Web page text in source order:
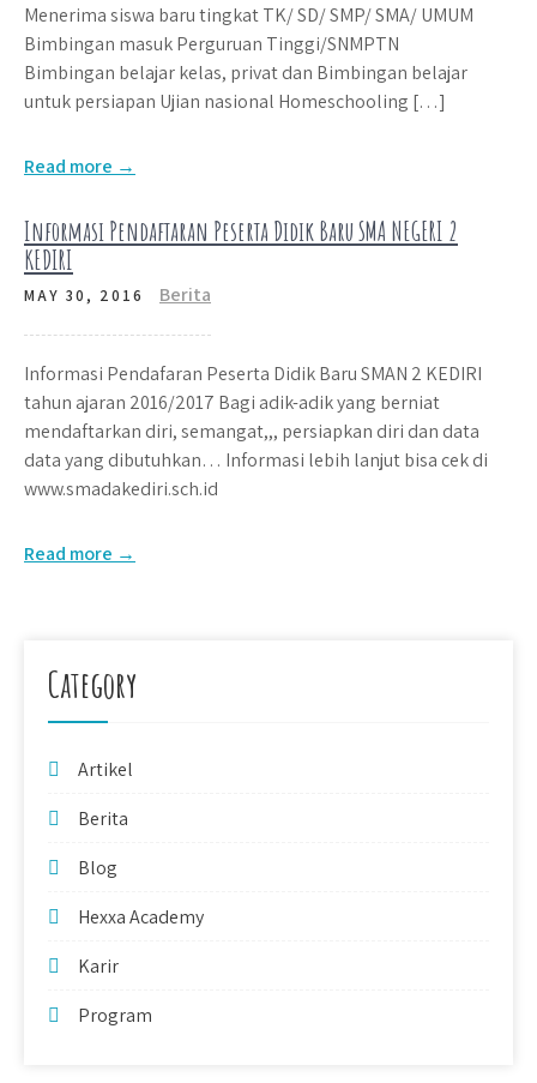
Menerima siswa baru tingkat TK/ SD/ SMP/ SMA/ UMUM
Bimbingan masuk Perguruan Tinggi/SNMPTN
Bimbingan belajar kelas, privat dan Bimbingan belajar
untuk persiapan Ujian nasional Homeschooling […]
Read more →
Informasi Pendaftaran Peserta Didik Baru SMA NEGERI 2
KEDIRI
MAY 30, 2016 Berita
Informasi Pendafaran Peserta Didik Baru SMAN 2 KEDIRI
tahun ajaran 2016/2017 Bagi adik-adik yang berniat
mendaftarkan diri, semangat,,, persiapkan diri dan data
data yang dibutuhkan… Informasi lebih lanjut bisa cek di
www.smadakediri.sch.id
Read more →
Category
Artikel
Berita
Blog
Hexxa Academy
Karir
Program